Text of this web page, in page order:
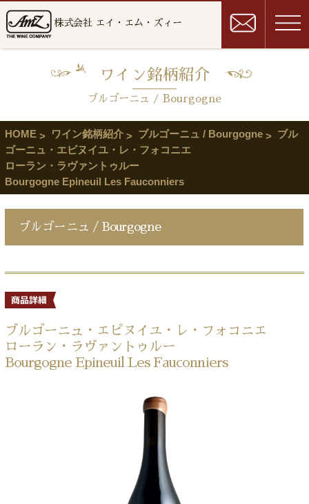
株式会社 エイ・エム・ズィー
ワイン銘柄紹介
ブルゴーニュ / Bourgogne
HOME ワイン銘柄紹介 ブルゴーニュ / Bourgogne
ブル
ゴーニュ・エピヌイユ・レ・フォコニエ
ローラン・ラヴァントゥルー
Bourgogne Epineuil Les Fauconniers
ブルゴーニュ / Bourgogne
ブルゴーニュ・エピヌイユ・レ・フォコニエ
ローラン・ラヴァントゥルー
Bourgogne Epineuil Les Fauconniers